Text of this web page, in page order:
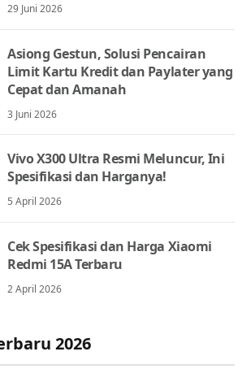
29 Juni 2026
Asiong Gestun, Solusi Pencairan
Limit Kartu Kredit dan Paylater yang
Cepat dan Amanah
3 Juni 2026
Vivo X300 Ultra Resmi Meluncur, Ini
Spesifikasi dan Harganya!
5 April 2026
Cek Spesifikasi dan Harga Xiaomi
Redmi 15A Terbaru
2 April 2026
2026